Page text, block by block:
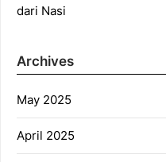
dari Nasi
Archives
May 2025
April 2025